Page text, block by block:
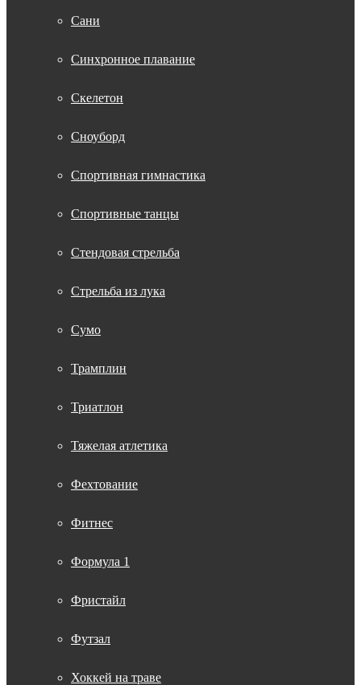
Сани
Синхронное плавание
Скелетон
Сноуборд
Спортивная гимнастика
Спортивные танцы
Стендовая стрельба
Стрельба из лука
Сумо
Трамплин
Триатлон
Тяжелая атлетика
Фехтование
Фитнес
Формула 1
Фристайл
Футзал
Хоккей на траве